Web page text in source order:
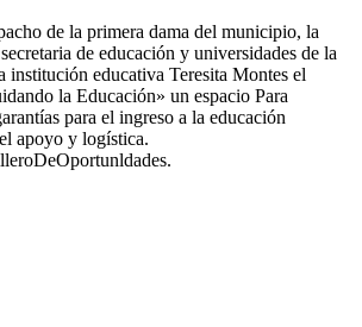
de la primera dama del municipio, la
de educación y universidades de la
institución educativa Teresita Montes el
la Educación» un espacio Para
para el ingreso a la educación
apoyo y logística.